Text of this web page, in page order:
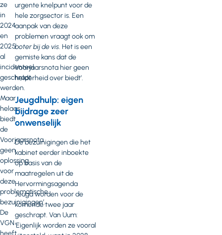
ze
in
2024
en
2025
al
incidenteel
geschrapt
werden.
Maar
helaas
biedt
de
Voorjaarsnota
geen
oplossing
voor
deze
problematische
bezuinigingen’.
De
VGN
urgente knelpunt voor de
hele zorgsector is. Een
aanpak van deze
problemen vraagt ook om
boter bij de vis. Het is een
gemiste kans dat de
Voorjaarsnota hier geen
helderheid over biedt’.
Jeugdhulp: eigen
bijdrage zeer
onwenselijk
De bezuinigingen die het
kabinet eerder inboekte
op basis van de
maatregelen uit de
Hervormingsagenda
Jeugd worden voor de
komende twee jaar
geschrapt. Van Uum:
‘Eigenlijk worden ze vooral